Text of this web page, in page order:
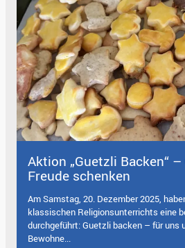
Aktion „Guetzli Backen“
Freude schenken
Am Samstag, 20. Dezember 2025,
klassischen Religionsunterrichts eine
durchgeführt: Guetzli backen – für uns
Bewohne...